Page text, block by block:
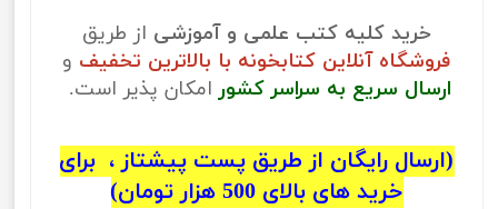
خرید کلیه کتب علمی و آموزشی از طریق
فروشگاه آنلاین کتابخونه با بالاترین تخفیف و
ارسال سریع به سراسر کشور امکان پذیر است.
(ارسال رایگان از طریق پست پیشتاز ، برای
خرید های بالای 500 هزار تومان)